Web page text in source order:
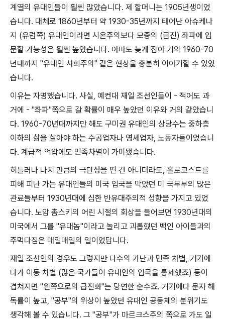
계열의 유대인들이 훨씬 많았습니다. 제 할머니는 1905년생이었
습니다. 대체로 1860년부터 약 1930-35년까지 태어난 아슈케나
지 (유럽쪽) 유대인이라면 시온주의보다 모종의 (급진) 좌파에 입
문할 가능성은 훨씬 높았습니다. 아마도 늦게 잡아 거의 1960-70
년대까지 "유대인 사회주의 " 같은 현상을 충분히 이야기할 수 있었
습니다.
이유는 자명했습니다. 사실, 예컨대 재일 조선인들이 - 적어도 과
거에 - "좌파"쪽으로 갈 확률이 매우 높았던 이유와 거의 같았습니
다. 1960-70년대까지만 해도 구미권 유대인의 상당수는 중하층
이하의 삶을 살아야 하는 수공업자나 영세업자, 노동자들이었습니
다. 계급적 억압에도 민족차별이 가미됐습니다.
히틀러나 나치 만큼의 극단성을 띤 건 아니더라도, 홀로코스트를
피해 피난 가는 유대인들의 미국 입국을 막았던 미 국무부의 많은
관료들부터 1930년대에 심한 반유대주의적 성향을 가지고 있었
습니다. 노암 촘스키의 어린 시절의 회상을 들어보면 1930년대의
미국에서 그를 "유대놈"이라고 놀리고 괴롭혔던 백인 아이들과의
주먹다짐은 매일매일의 일이었답니다.
재일 조선인의 경우도 그렇지만 다수의 가난과 민족 차별, 거기에
다가 이동 차별 (많은 국가들이 유대인의 입국을 통제했죠) 등이
겹쳐지면 "왼쪽으로의 급진화"는 당연한 순수죠. 거기에다 문자 해
독률이 높고, "공부"의 위상이 높았던 유대인 공동체의 분위기도
생각해 볼 수 있습니다. 그 "공부"가 마르크스주의 쪽으로 가도 일